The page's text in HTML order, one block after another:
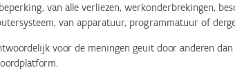
van alle verliezen, werkonderbrekingen,
van apparatuur, programmatuur of
voor de meningen geuit door anderen